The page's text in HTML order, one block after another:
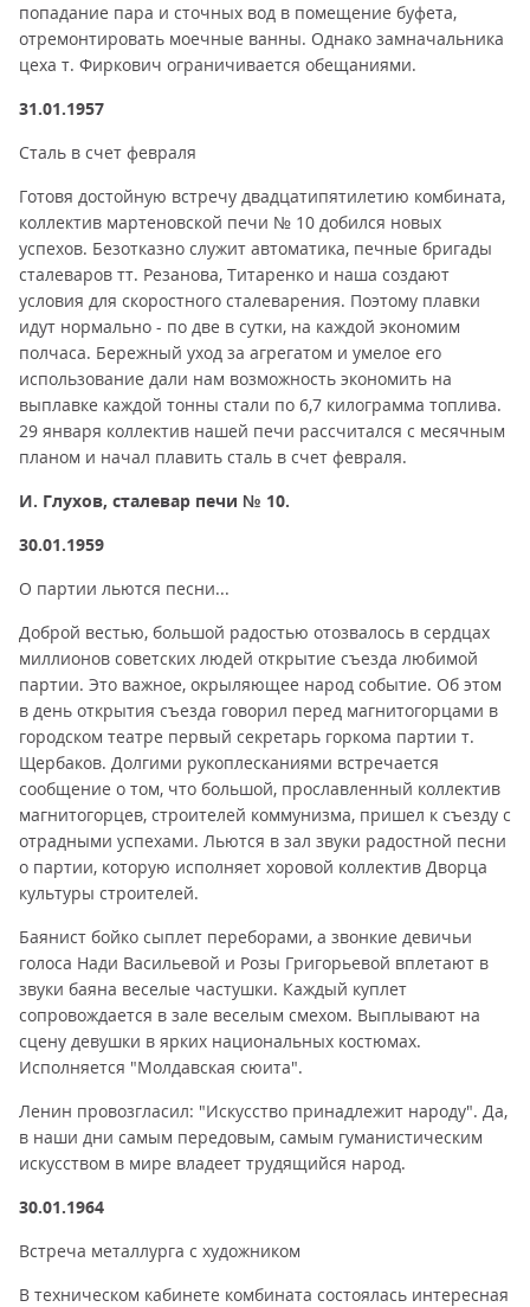
попадание пара и сточных вод в помещение буфета,
отремонтировать моечные ванны. Однако замначальника
цеха т. Фиркович ограничивается обещаниями.
31.01.1957
Сталь в счет февраля
Готовя достойную встречу двадцатипятилетию комбината,
коллектив мартеновской печи № 10 добился новых
успехов. Безотказно служит автоматика, печные бригады
сталеваров тт. Резанова, Титаренко и наша создают
условия для скоростного сталеварения. Поэтому плавки
идут нормально - по две в сутки, на каждой экономим
полчаса. Бережный уход за агрегатом и умелое его
использование дали нам возможность экономить на
выплавке каждой тонны стали по 6,7 килограмма топлива.
29 января коллектив нашей печи рассчитался с месячным
планом и начал плавить сталь в счет февраля.
И. Глухов, сталевар печи № 10.
30.01.1959
О партии льются песни...
Доброй вестью, большой радостью отозвалось в сердцах
миллионов советских людей открытие съезда любимой
партии. Это важное, окрыляющее народ событие. Об этом
в день открытия съезда говорил перед магнитогорцами в
городском театре первый секретарь горкома партии т.
Щербаков. Долгими рукоплесканиями встречается
сообщение о том, что большой, прославленный коллектив
магнитогорцев, строителей коммунизма, пришел к съезду с
отрадными успехами. Льются в зал звуки радостной песни
о партии, которую исполняет хоровой коллектив Дворца
культуры строителей.
Баянист бойко сыплет переборами, а звонкие девичьи
голоса Нади Васильевой и Розы Григорьевой вплетают в
звуки баяна веселые частушки. Каждый куплет
сопровождается в зале веселым смехом. Выплывают на
сцену девушки в ярких национальных костюмах.
Исполняется "Молдавская сюита".
Ленин провозгласил: "Искусство принадлежит народу". Да,
в наши дни самым передовым, самым гуманистическим
искусством в мире владеет трудящийся народ.
30.01.1964
Встреча металлурга с художником
В техническом кабинете комбината состоялась интересная